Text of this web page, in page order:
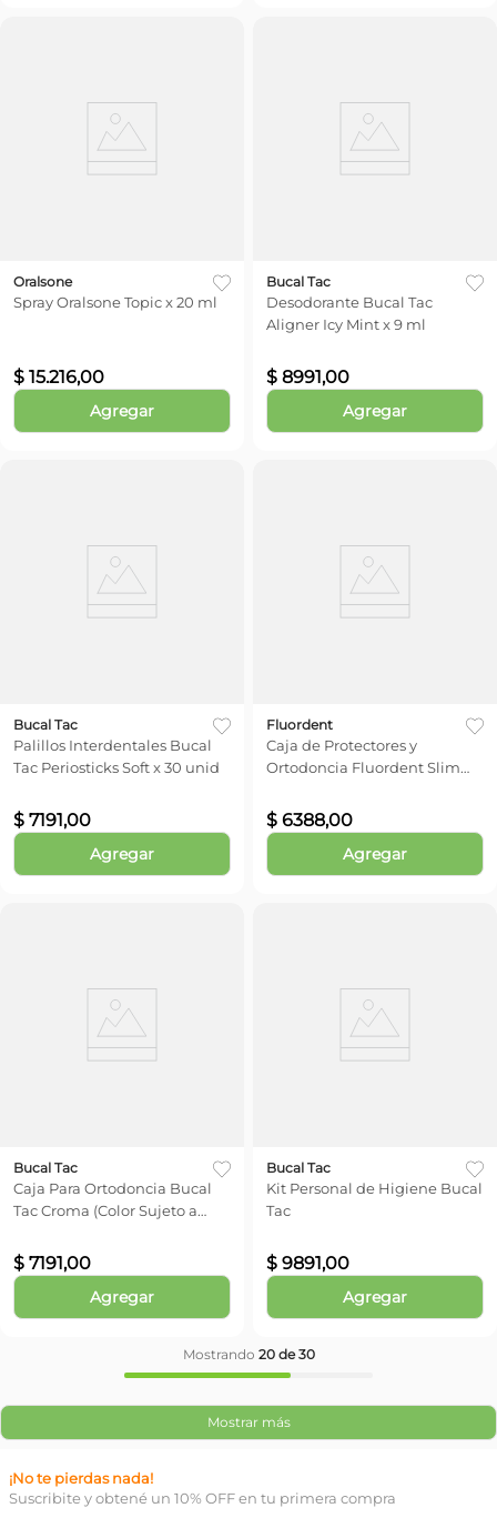
Oralsone
Spray Oralsone Topic x 20 ml
$ 15.216,00
Agregar
Bucal Tac
Desodorante Bucal Tac
Aligner Icy Mint x 9 ml
$ 8991,00
Agregar
Bucal Tac
Palillos Interdentales Bucal
Tac Periosticks Soft x 30 unid
$ 7191,00
Agregar
Fluordent
Caja de Protectores y
Ortodoncia Fluordent Slim
$ 6388,00
Agregar
Bucal Tac
Caja Para Ortodoncia Bucal
Tac Croma (Color Sujeto a
$ 7191,00
Agregar
Bucal Tac
Kit Personal de Higiene Bucal
Tac
$ 9891,00
Agregar
Mostrando 20 de 30
Mostrar más
¡No te pierdas nada!
Suscribite y obtené un 10% OFF en tu primera compra